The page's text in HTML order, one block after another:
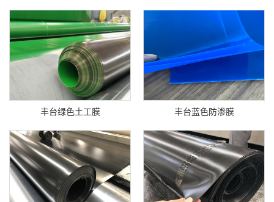
丰台绿色土工膜 丰台蓝色防渗膜